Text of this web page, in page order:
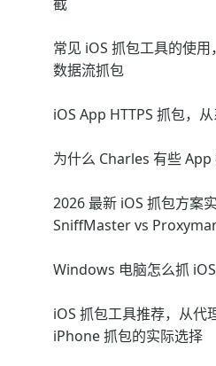
常见 iOS 抓包工具的使
数据流抓包
iOS App HTTPS 抓包，
为什么 Charles 有些 App
2026 最新 iOS 抓包方案
SniffMaster vs
Windows 电脑怎么抓
iOS 抓包工具推荐，从代
iPhone 抓包的实际选择